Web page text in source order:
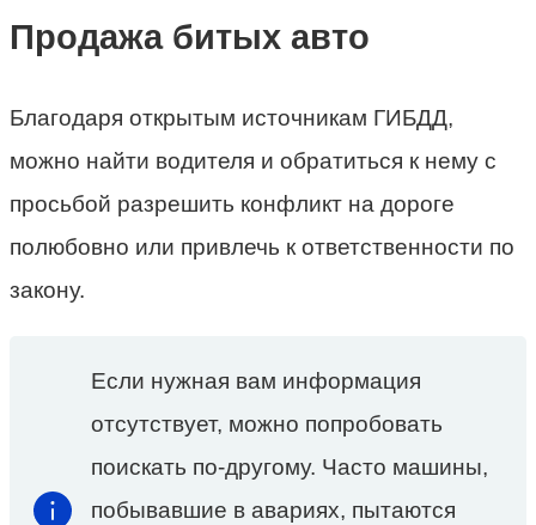
Продажа битых авто
Благодаря открытым источникам ГИБДД,
можно найти водителя и обратиться к нему с
просьбой разрешить конфликт на дороге
полюбовно или привлечь к ответственности по
закону.
Если нужная вам информация
отсутствует, можно попробовать
поискать по-другому. Часто машины,
побывавшие в авариях, пытаются